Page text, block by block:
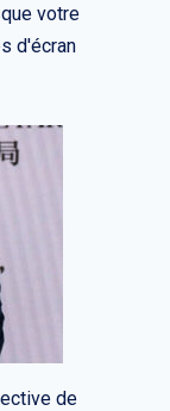
votre
d'écran
de